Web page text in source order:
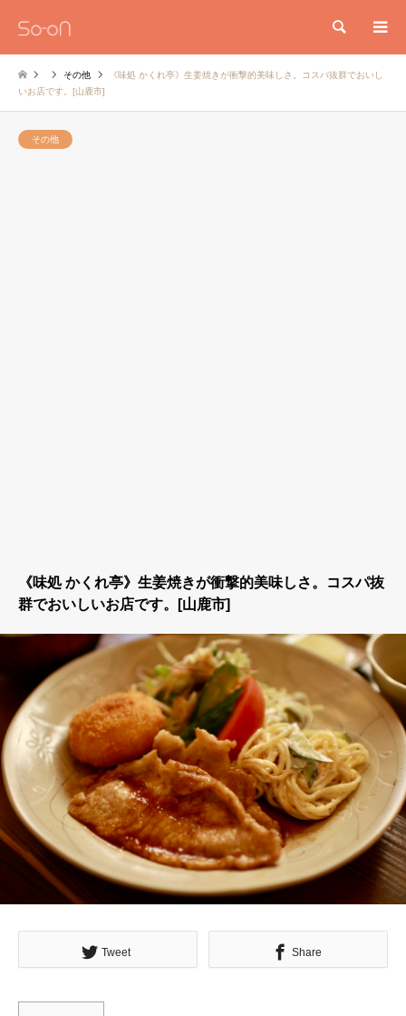
検索
その他
《味処 かくれ亭》生姜焼きが衝撃的美味しさ。コスパ抜群でおいし
いお店です。[山鹿市]
その他
《味処 かくれ亭》生姜焼きが衝撃的美味しさ。コスパ抜
群でおいしいお店です。[山鹿市]
Tweet Share